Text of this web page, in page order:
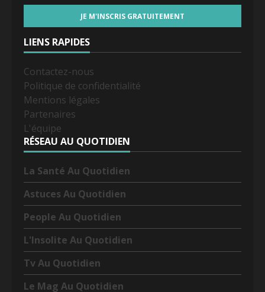
LIENS RAPIDES
Contactez-nous
Politique de confidentialité
Mentions légales
Partenaires
L'équipe
RÉSEAU AU QUOTIDIEN
La Santé Au Quotidien
Astuces Au Quotidien
People Au Quotidien
L'Insolite Au Quotidien
Tv Au Quotidien
Le Mag Au Quotidien